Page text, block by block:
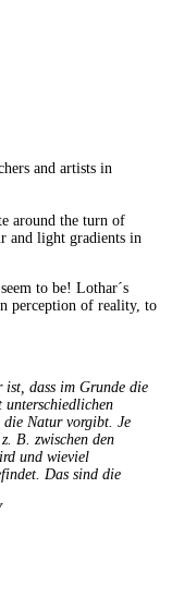
and artists in
around the turn of
and light gradients in
to be! Lothar´s
perception of reality, to
ist, dass im Grunde die
die Natur vorgibt. Je
B. zwischen den
und wieviel
Das sind die